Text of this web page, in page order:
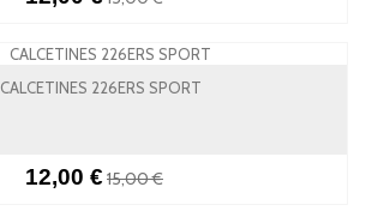
CALCETINES 226ERS SPORT
12,00 € 15,00 €